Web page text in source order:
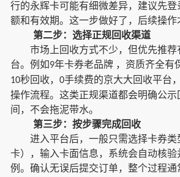
行的永辉卡可能有细微差异，建议先
额和有效期。这一步做好了，后续操作
第二步：选择正规回收渠道
市场上回收方式不少，但优先推
台。例如9年卡券老品牌 ，资质齐全有
10秒回收， 0手续费的京大大回收平台
操作流程。这类正规渠道都会明确公
间，不会拖泥带水。
第三步：按步骤完成回收
进入平台后，一般只需选择卡券类
卡），输入卡面信息，系统会自动核验
例。确认无误后提交订单，整个过程